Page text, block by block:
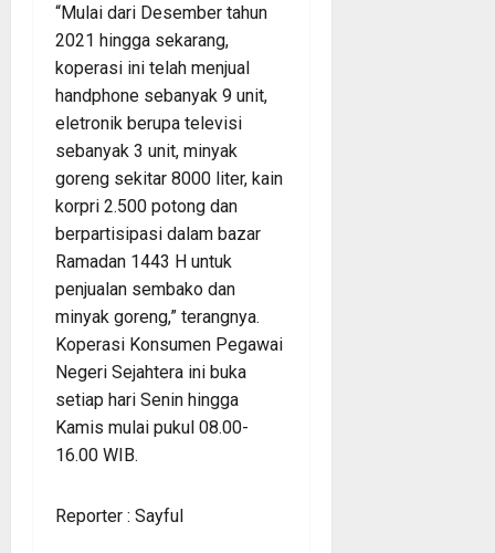
“Mulai dari Desember tahun
2021 hingga sekarang,
koperasi ini telah menjual
handphone sebanyak 9 unit,
eletronik berupa televisi
sebanyak 3 unit, minyak
goreng sekitar 8000 liter, kain
korpri 2.500 potong dan
berpartisipasi dalam bazar
Ramadan 1443 H untuk
penjualan sembako dan
minyak goreng,” terangnya.
Koperasi Konsumen Pegawai
Negeri Sejahtera ini buka
setiap hari Senin hingga
Kamis mulai pukul 08.00-
16.00 WIB.
Reporter : Sayful